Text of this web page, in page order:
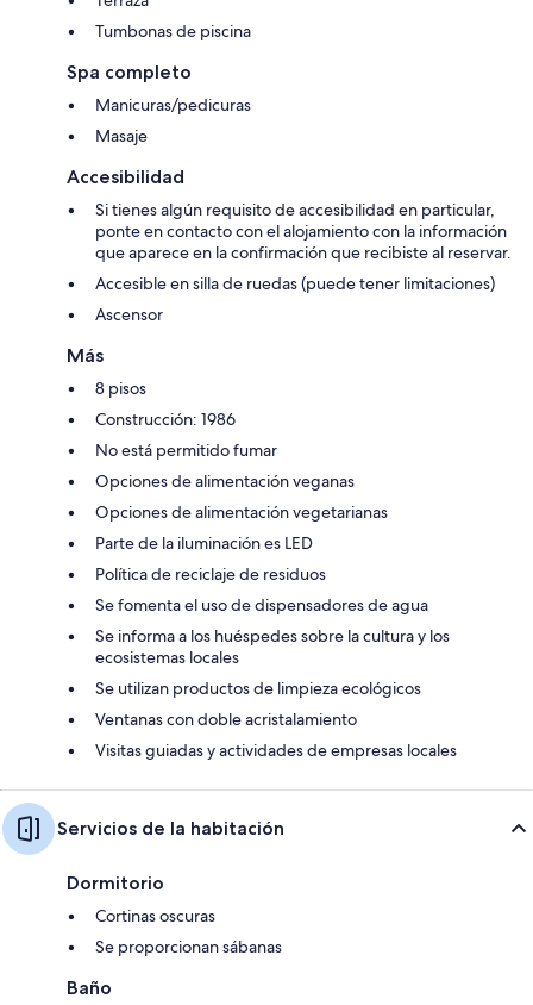
Tumbonas de piscina
Spa completo
Manicuras/pedicuras
Masaje
Accesibilidad
Si tienes algún requisito de accesibilidad en particular,
ponte en contacto con el alojamiento con la información
que aparece en la confirmación que recibiste al reservar.
Accesible en silla de ruedas (puede tener limitaciones)
Ascensor
Más
8 pisos
Construcción: 1986
No está permitido fumar
Opciones de alimentación veganas
Opciones de alimentación vegetarianas
Parte de la iluminación es LED
Política de reciclaje de residuos
Se fomenta el uso de dispensadores de agua
Se informa a los huéspedes sobre la cultura y los
ecosistemas locales
Se utilizan productos de limpieza ecológicos
Ventanas con doble acristalamiento
Visitas guiadas y actividades de empresas locales
Servicios de la habitación
Dormitorio
Cortinas oscuras
Se proporcionan sábanas
Baño